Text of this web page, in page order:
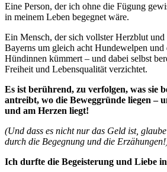
Eine Person, der ich ohne die Fügung
in meinem Leben begegnet wäre.
Ein Mensch, der sich vollster Herzblut
Bayerns um gleich acht Hundewelpen und
Hündinnen kümmert – und dabei selbst
Freiheit und Lebensqualität verzichtet.
Es ist berührend, zu verfolgen, was sie
antreibt, wo die Beweggründe liegen –
und am Herzen liegt!
(Und dass es nicht nur das Geld ist,
durch die Begegnung und die
Ich durfte die Begeisterung und Liebe